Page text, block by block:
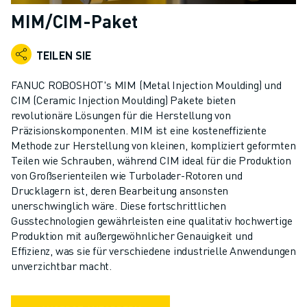
KOLLABORATIVE ROBOTER
ROBOTERPALETTE
ROBOTER-STEUERUNGEN
ROBOTER-ZUBEHÖR
ROBOTER-SOFTWARE
SIMULATIONSSOFTWARE
ROBOTIK-PRODUKTE FÜR DEN BILDUNGSBEREICH
ROBOTER-AUTOMATISIERUNG
KOMPAKTE CNC-BEARBEITUNGSZENTREN
ROBODRILL-FILTER
ROBODRILL KOMPAKTE CNC-BEARBEITUNGSZENTREN
ROBODRILL HARDWARE
ROBODRILL SOFTWARE
ROBODRILL VORBEUGENDE WARTUNG
ROBODRILL NACHHALTIGKEIT
ROBODRILL BILDUNGSPAKET
MIM/CIM-Paket
TEILEN SIE
FANUC ROBOSHOT's MIM (Metal Injection Moulding) und
CIM (Ceramic Injection Moulding) Pakete bieten
revolutionäre Lösungen für die Herstellung von
Präzisionskomponenten. MIM ist eine kosteneffiziente
Methode zur Herstellung von kleinen, kompliziert geformten
Teilen wie Schrauben, während CIM ideal für die Produktion
von Großserienteilen wie Turbolader-Rotoren und
Drucklagern ist, deren Bearbeitung ansonsten
unerschwinglich wäre. Diese fortschrittlichen
Gusstechnologien gewährleisten eine qualitativ hochwertige
Produktion mit außergewöhnlicher Genauigkeit und
Effizienz, was sie für verschiedene industrielle Anwendungen
unverzichtbar macht.